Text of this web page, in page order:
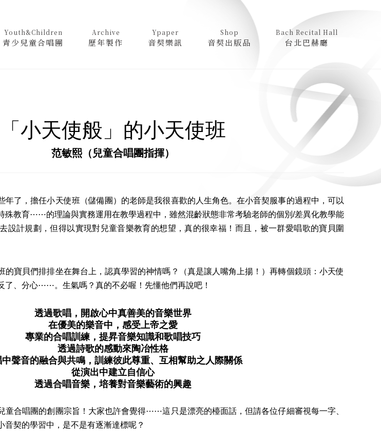
Youth&Children
青少兒童合唱團
Archive
歷年製作
Ypaper
音契樂訊
Shop
音契出版品
Bach Recital Hall
台北巴赫廳
「小天使般」的小天使班
范敏熙（兒童合唱團指揮）
了，擔任小天使班（儲備團）的老師是我很喜歡的人生角色。在小音契服事的過程中，可以
殊教育⋯⋯的理論與實務運用在教學過程中，雖然混齡狀態非常考驗老師的個別/差異化教學能
設計規劃，但得以實現對兒童音樂教育的想望，真的很幸福！而且，被一群愛唱歌的寶貝圍
寶貝們排排坐在舞台上，認真學習的神情嗎？（真是讓人嘴角上揚！）再轉個鏡頭：小天使
了、分心⋯⋯。生氣嗎？真的不必喔！先懂他們再說吧！
透過歌唱，開啟心中真善美的音樂世界
在優美的樂音中，感受上帝之愛
專業的合唱訓練，提昇音樂知識和歌唱技巧
透過詩歌的感動來陶冶性格
中聲音的融合與共鳴，訓練彼此尊重、互相幫助之人際關係
從演出中建立自信心
透過合唱音樂，培養對音樂藝術的興趣
合唱團的創團宗旨！大家也許會覺得⋯⋯這只是漂亮的檯面話，但請各位仔細審視每一字、
契的學習中，是不是有逐漸達標呢？